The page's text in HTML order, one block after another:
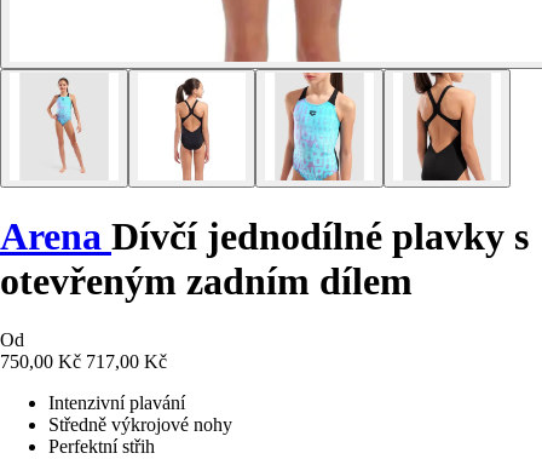
Arena Dívčí jednodílné plavky s
otevřeným zadním dílem
Od
750,00 Kč 717,00 Kč
Intenzivní plavání
Středně výkrojové nohy
Perfektní střih